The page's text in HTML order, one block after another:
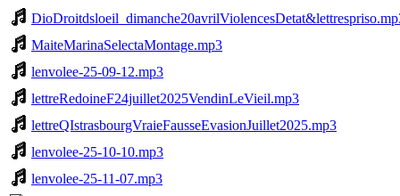
MaiteMarinaSelectaMontage.mp3
lenvolee-25-09-12.mp3
lettreRedoineF24juillet2025VendinLeVieil.mp3
lettreQIstrasbourgVraieFausseEvasionJuillet2025.mp3
lenvolee-25-10-10.mp3
lenvolee-25-11-07.mp3